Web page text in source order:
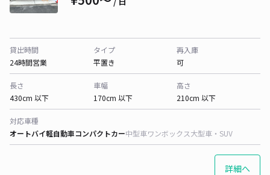
貸出時間
24時間営業
タイプ
平置き
再入庫
可
長さ
430cm 以下
車幅
170cm 以下
高さ
210cm 以下
対応車種
オートバイ軽自動車コンパクトカー中型車ワンボックス大型車・SUV
詳細へ